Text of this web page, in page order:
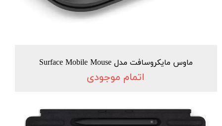
ماوس مایکروسافت مدل Surface Mobile Mouse
اتمام موجودی